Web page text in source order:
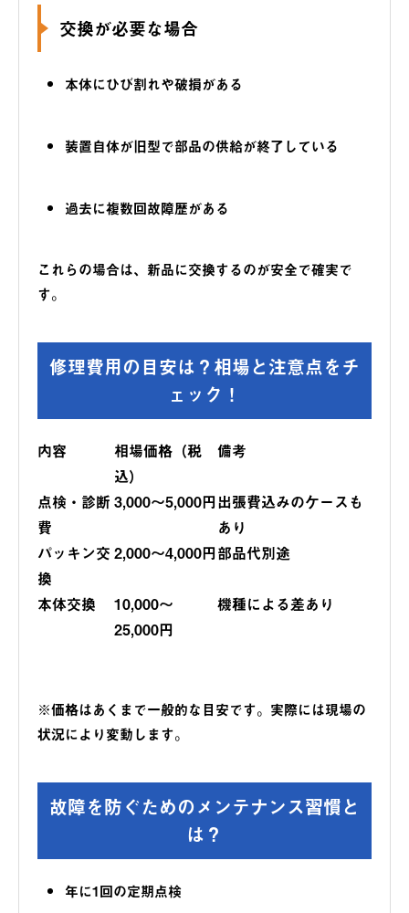
交換が必要な場合
本体にひび割れや破損がある
装置自体が旧型で部品の供給が終了している
過去に複数回故障歴がある
これらの場合は、新品に交換するのが安全で確実で
す。
修理費用の目安は？相場と注意点をチ
ェック！
内容
相場価格（税
込）
備考
点検・診断
費
3,000〜5,000円出張費込みのケースも
あり
パッキン交
換
2,000〜4,000円部品代別途
本体交換
10,000〜
25,000円
機種による差あり
※価格はあくまで一般的な目安です。実際には現場の
状況により変動します。
故障を防ぐためのメンテナンス習慣と
は？
年に1回の定期点検